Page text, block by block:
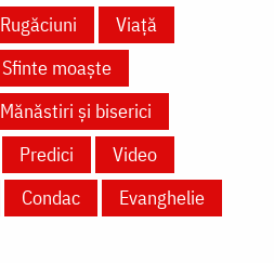
Rugăciuni
Viață
Sfinte moaște
Mănăstiri și biserici
Predici
Video
Condac
Evanghelie